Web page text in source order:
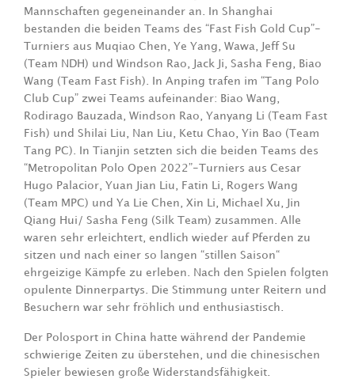
Mannschaften gegeneinander an. In Shanghai
bestanden die beiden Teams des “Fast Fish Gold Cup”-
Turniers aus Muqiao Chen, Ye Yang, Wawa, Jeff Su
(Team NDH) und Windson Rao, Jack Ji, Sasha Feng, Biao
Wang (Team Fast Fish). In Anping trafen im “Tang Polo
Club Cup” zwei Teams aufeinander: Biao Wang,
Rodirago Bauzada, Windson Rao, Yanyang Li (Team Fast
Fish) und Shilai Liu, Nan Liu, Ketu Chao, Yin Bao (Team
Tang PC). In Tianjin setzten sich die beiden Teams des
“Metropolitan Polo Open 2022”-Turniers aus Cesar
Hugo Palacior, Yuan Jian Liu, Fatin Li, Rogers Wang
(Team MPC) und Ya Lie Chen, Xin Li, Michael Xu, Jin
Qiang Hui/ Sasha Feng (Silk Team) zusammen. Alle
waren sehr erleichtert, endlich wieder auf Pferden zu
sitzen und nach einer so langen “stillen Saison“
ehrgeizige Kämpfe zu erleben. Nach den Spielen folgten
opulente Dinnerpartys. Die Stimmung unter Reitern und
Besuchern war sehr fröhlich und enthusiastisch.
Der Polosport in China hatte während der Pandemie
schwierige Zeiten zu überstehen, und die chinesischen
Spieler bewiesen große Widerstandsfähigkeit.